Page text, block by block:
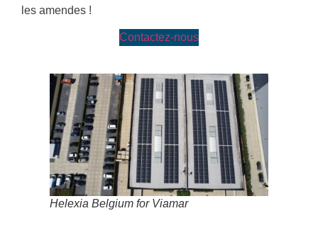
les amendes !
Contactez-nous
Helexia Belgium for Viamar